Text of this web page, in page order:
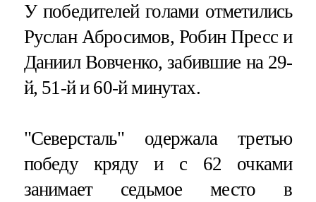
У победителей голами отметились
Руслан Абросимов, Робин Пресс и
Даниил Вовченко, забившие на 29-
й, 51-й и 60-й минутах.
"Северсталь" одержала третью
победу кряду и с 62 очками
занимает седьмое место в